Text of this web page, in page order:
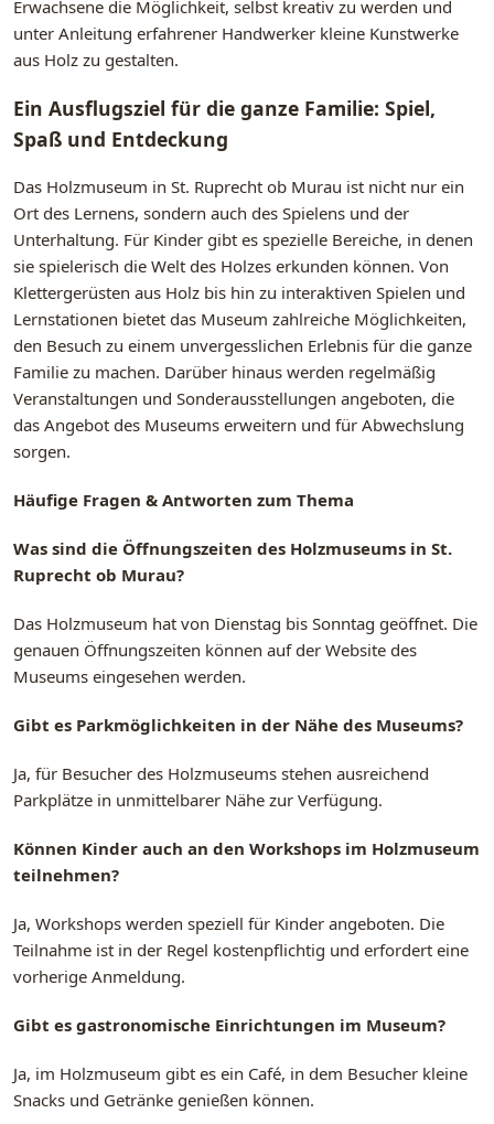
Erwachsene die Möglichkeit, selbst kreativ zu werden und
unter Anleitung erfahrener Handwerker kleine Kunstwerke
aus Holz zu gestalten.
Ein Ausflugsziel für die ganze Familie: Spiel,
Spaß und Entdeckung
Das Holzmuseum in St. Ruprecht ob Murau ist nicht nur ein
Ort des Lernens, sondern auch des Spielens und der
Unterhaltung. Für Kinder gibt es spezielle Bereiche, in denen
sie spielerisch die Welt des Holzes erkunden können. Von
Klettergerüsten aus Holz bis hin zu interaktiven Spielen und
Lernstationen bietet das Museum zahlreiche Möglichkeiten,
den Besuch zu einem unvergesslichen Erlebnis für die ganze
Familie zu machen. Darüber hinaus werden regelmäßig
Veranstaltungen und Sonderausstellungen angeboten, die
das Angebot des Museums erweitern und für Abwechslung
sorgen.
Häufige Fragen & Antworten zum Thema
Was sind die Öffnungszeiten des Holzmuseums in St.
Ruprecht ob Murau?
Das Holzmuseum hat von Dienstag bis Sonntag geöffnet. Die
genauen Öffnungszeiten können auf der Website des
Museums eingesehen werden.
Gibt es Parkmöglichkeiten in der Nähe des Museums?
Ja, für Besucher des Holzmuseums stehen ausreichend
Parkplätze in unmittelbarer Nähe zur Verfügung.
Können Kinder auch an den Workshops im Holzmuseum
teilnehmen?
Ja, Workshops werden speziell für Kinder angeboten. Die
Teilnahme ist in der Regel kostenpflichtig und erfordert eine
vorherige Anmeldung.
Gibt es gastronomische Einrichtungen im Museum?
Ja, im Holzmuseum gibt es ein Café, in dem Besucher kleine
Snacks und Getränke genießen können.